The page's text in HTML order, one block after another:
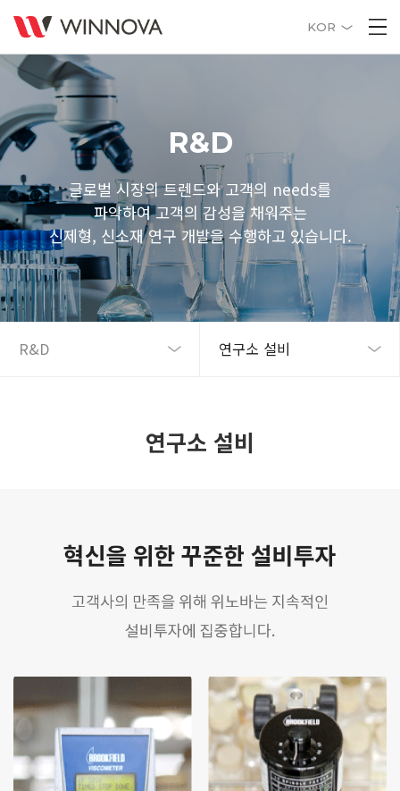
KOR
R&D
글로벌 시장의 트렌드와 고객의 needs를
파악하여 고객의 감성을 채워주는
신제형, 신소재 연구 개발을 수행하고 있습니다.
R&D 연구소 설비
연구소 설비
Previous